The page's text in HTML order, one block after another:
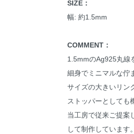
SIZE：
幅: 約1.5mm
COMMENT：
1.5mmのAg925丸線
細身でミニマルな佇
サイズの大きいリン
ストッパーとしても
当工房で従来ご提案
して制作しています